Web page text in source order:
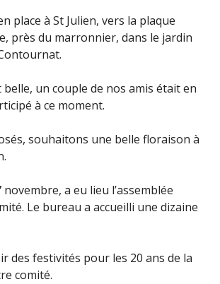
place à St Julien, vers la plaque
près du marronnier, dans le jardin
belle, un couple de nos amis était en
à ce moment.
souhaitons une belle floraison à
novembre, a eu lieu l’assemblée
Le bureau a accueilli une dizaine
des festivités pour les 20 ans de la
comité.